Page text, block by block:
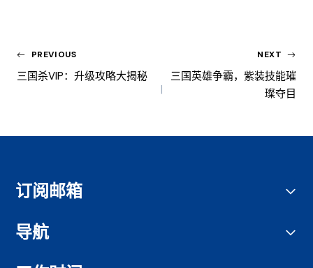
PREVIOUS
三国杀VIP：升级攻略大揭秘
NEXT
三国英雄争霸，紫装技能璀
璨夺目
订阅邮箱
导航